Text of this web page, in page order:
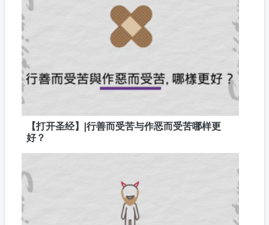
【打开圣经】|行善而受苦与作恶而受苦哪样更
好？